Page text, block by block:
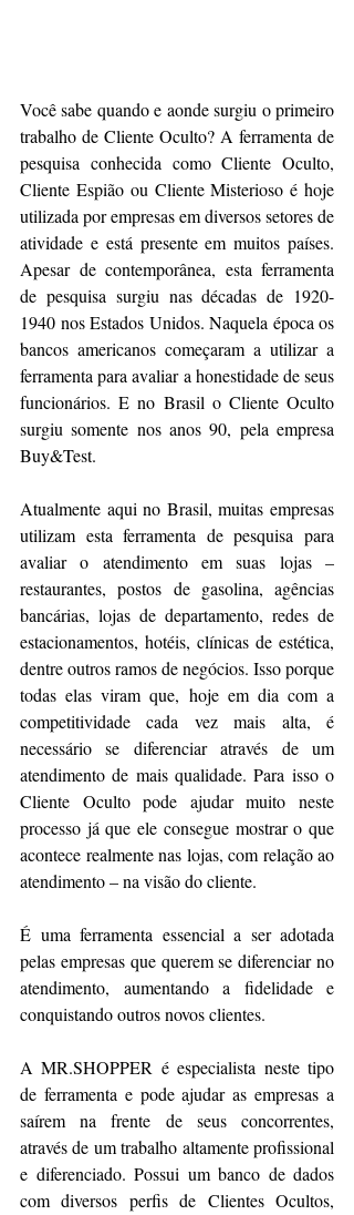
Você sabe quando e aonde surgiu o primeiro
trabalho de Cliente Oculto? A ferramenta de
pesquisa conhecida como Cliente Oculto,
Cliente Espião ou Cliente Misterioso é hoje
utilizada por empresas em diversos setores de
atividade e está presente em muitos países.
Apesar de contemporânea, esta ferramenta
de pesquisa surgiu nas décadas de 1920-
1940 nos Estados Unidos. Naquela época os
bancos americanos começaram a utilizar a
ferramenta para avaliar a honestidade de seus
funcionários. E no Brasil o Cliente Oculto
surgiu somente nos anos 90, pela empresa
Buy&Test.
Atualmente aqui no Brasil, muitas empresas
utilizam esta ferramenta de pesquisa para
avaliar o atendimento em suas lojas –
restaurantes, postos de gasolina, agências
bancárias, lojas de departamento, redes de
estacionamentos, hotéis, clínicas de estética,
dentre outros ramos de negócios. Isso porque
todas elas viram que, hoje em dia com a
competitividade cada vez mais alta, é
necessário se diferenciar através de um
atendimento de mais qualidade. Para isso o
Cliente Oculto pode ajudar muito neste
processo já que ele consegue mostrar o que
acontece realmente nas lojas, com relação ao
atendimento – na visão do cliente.
É uma ferramenta essencial a ser adotada
pelas empresas que querem se diferenciar no
atendimento, aumentando a fidelidade e
conquistando outros novos clientes.
A MR.SHOPPER é especialista neste tipo
de ferramenta e pode ajudar as empresas a
saírem na frente de seus concorrentes,
através de um trabalho altamente profissional
e diferenciado. Possui um banco de dados
com diversos perfis de Clientes Ocultos,